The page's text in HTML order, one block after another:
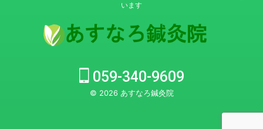
います
059-340-9609
© 2026 あすなろ鍼灸院